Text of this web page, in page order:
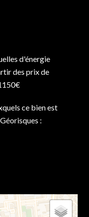
d'énergie
des prix de
ce bien est
: